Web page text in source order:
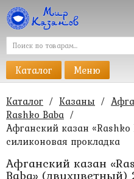
Каталог Меню
Каталог / Казаны /
Rashko Baba /
Афганский казан
силиконовая прокладка
Афганский казан
Baba» (двухцветный)